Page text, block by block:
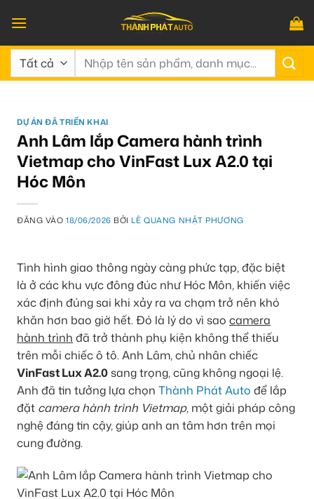
qua
nội
dung
Tìm
DỰ ÁN ĐÃ TRIỂN KHAI
Anh Lâm lắp Camera hành trình
Vietmap cho VinFast Lux A2.0 tại
Hóc Môn
ĐĂNG VÀO18/06/2026 BỞI LÊ QUANG NHẬT PHƯƠNG
Tình hình giao thông ngày càng phức tạp, đặc biệt
là ở các khu vực đông đúc như Hóc Môn, khiến việc
xác định đúng sai khi xảy ra va chạm trở nên khó
khăn hơn bao giờ hết. Đó là lý do vì sao camera
hành trình đã trở thành phụ kiện không thể thiếu
trên mỗi chiếc ô tô. Anh Lâm, chủ nhân chiếc
VinFast Lux A2.0sang trọng, cũng không ngoại lệ.
Anh đã tin tưởng lựa chọn Thành Phát Auto để lắp
đặt camera hành trình Vietmap, một giải pháp công
nghệ đáng tin cậy, giúp anh an tâm hơn trên mọi
cung đường.